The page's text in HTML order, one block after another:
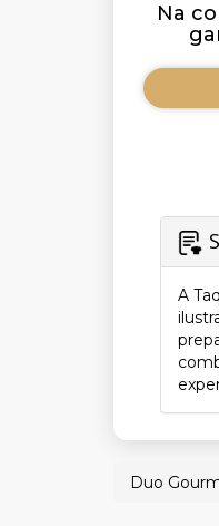
Na
A
Duo